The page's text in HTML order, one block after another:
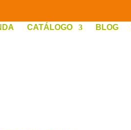
CATÁLOGO BLOG